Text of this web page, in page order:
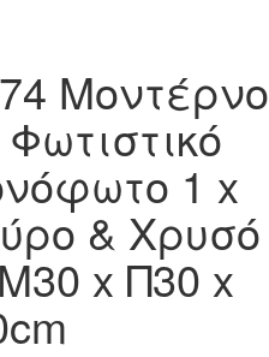
Μοντέρνο
1 x
& Χρυσό
x Π30 x